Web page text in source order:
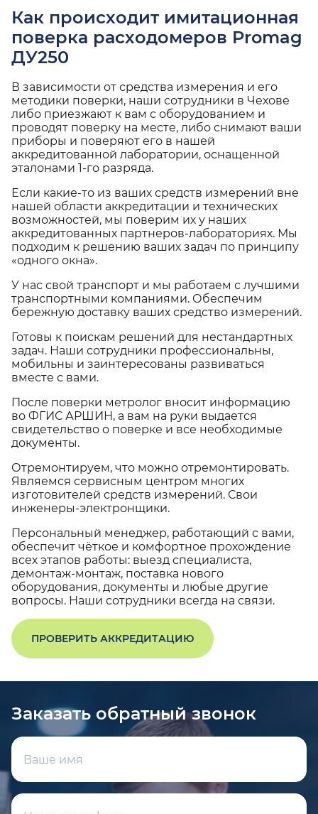
Как происходит имитационная
поверка расходомеров Promag
ДУ250
В зависимости от средства измерения и его
методики поверки, наши сотрудники в Чехове
либо приезжают к вам с оборудованием и
проводят поверку на месте, либо снимают ваши
приборы и поверяют его в нашей
аккредитованной лаборатории, оснащенной
эталонами 1-го разряда.
Если какие-то из ваших средств измерений вне
нашей области аккредитации и технических
возможностей, мы поверим их у наших
аккредитованных партнеров-лабораториях. Мы
подходим к решению ваших задач по принципу
«одного окна».
У нас свой транспорт и мы работаем с лучшими
транспортными компаниями. Обеспечим
бережную доставку ваших средство измерений.
Готовы к поискам решений для нестандартных
задач. Наши сотрудники профессиональны,
мобильны и заинтересованы развиваться
вместе с вами.
После поверки метролог вносит информацию
во ФГИС АРШИН, а вам на руки выдается
свидетельство о поверке и все необходимые
документы.
Отремонтируем, что можно отремонтировать.
Являемся сервисным центром многих
изготовителей средств измерений. Свои
инженеры-электронщики.
Персональный менеджер, работающий с вами,
обеспечит чёткое и комфортное прохождение
всех этапов работы: выезд специалиста,
демонтаж-монтаж, поставка нового
оборудования, документы и любые другие
вопросы. Наши сотрудники всегда на связи.
ПРОВЕРИТЬ АККРЕДИТАЦИЮ
Заказать обратный звонок